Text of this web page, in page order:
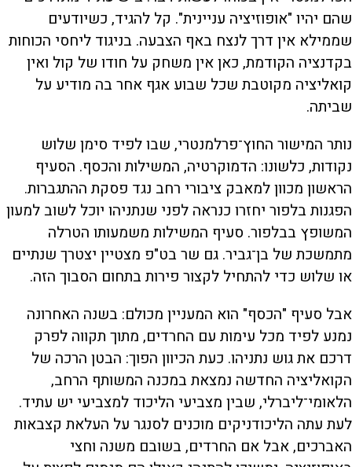
שהם יהיו "אופוזיציה עניינית". קל להגיד, כשיודעים
שממילא אין דרך לנצח באף הצבעה. בניגוד ליחסי הכוחות
בקדנציה הקודמת, כאן אין משחק על חודו של קול ואין
קואליציה מקוטבת שכל שבוע אגף אחר בה מודיע על
שביתה.
נותר המישור החוץ־פרלמנטרי, שבו לפיד סימן שלוש
נקודות, כלשונו: הדמוקרטיה, המשילות והכסף. הסעיף
הראשון מכוון למאבק ציבורי רחב נגד פסקת ההתגברות.
הפגנות בלפור יחזרו כנראה לפני שנתניהו יוכל לשוב למעון
המשופץ בבלפור. סעיף המשילות משמעותו הטרלה
מתמשכת של בן־גביר. גם שר בט"פ מצטיין יצטרך שנתיים
או שלוש כדי להתחיל לקצור פירות בתחום הסבוך הזה.
אבל סעיף "הכסף" הוא המעניין מכולם: בשנה האחרונה
נמנע לפיד מכל עימות עם החרדים, מתוך תקווה לפרק
דרכם את גוש נתניהו. כעת הכיוון הפוך: הבטן הרכה של
הקואליציה החדשה נמצאת במכנה המשותף הרחב,
הלאומי־ליברלי, שבין מצביעי הליכוד למצביעי יש עתיד.
לעת עתה הליכודניקים מוכנים לסנגר על העלאת קצבאות
האברכים, אבל אם החרדים, בשובם משנה וחצי